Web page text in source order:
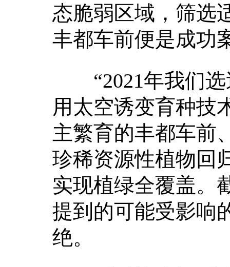
态脆弱区域，筛选
丰都车前便是成功
“2021年我们选
用太空诱变育种技
主繁育的丰都车前
珍稀资源性植物回
实现植绿全覆盖。
提到的可能受影响
绝。